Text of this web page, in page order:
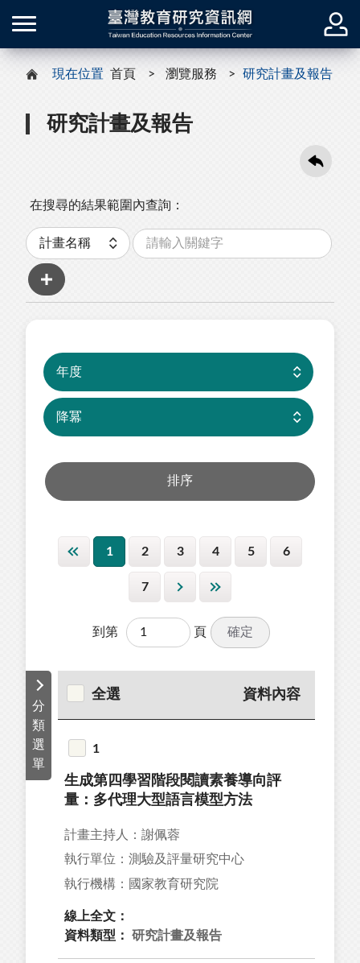
現在位置 首頁 瀏覽服務 研究計畫及報告
研究計畫及報告
在搜尋的結果範圍內查詢：
分
類
關
字
1 2 3 4 5 6
7
到第 頁 確定
分
類
選
單
全選 資料內容
1
生成第四學習階段閱讀素養導向評
量：多代理大型語言模型方法
計畫主持人：謝佩蓉
執行單位：測驗及評量研究中心
執行機構：國家教育研究院
線上全文：
資料類型：
研究計畫及報告